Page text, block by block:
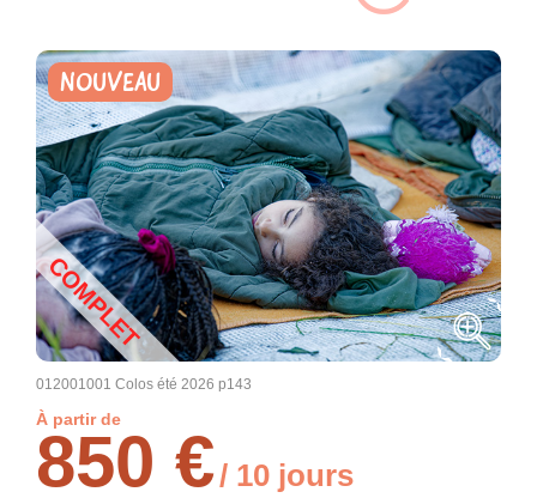
NOUVEAU
COMPLET
012001001 Colos été 2026 p143
À partir de
850 €/ 10 jours